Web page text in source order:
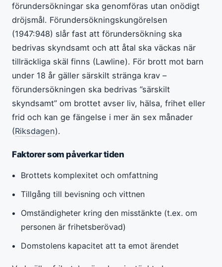
förundersökningar ska genomföras utan onödigt
dröjsmål. Förundersökningskungörelsen
(1947:948) slår fast att förundersökning ska
bedrivas skyndsamt och att åtal ska väckas när
tillräckliga skäl finns (Lawline). För brott mot barn
under 18 år gäller särskilt stränga krav –
förundersökningen ska bedrivas ”särskilt
skyndsamt” om brottet avser liv, hälsa, frihet eller
frid och kan ge fängelse i mer än sex månader
(Riksdagen).
Faktorer som påverkar tiden
Brottets komplexitet och omfattning
Tillgång till bevisning och vittnen
Omständigheter kring den misstänkte (t.ex. om
personen är frihetsberövad)
Domstolens kapacitet att ta emot ärendet